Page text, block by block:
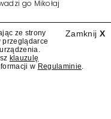
go Mikołaj
Zamknij X
ze strony
przeglądarce
klauzulę
w Regulaminie.